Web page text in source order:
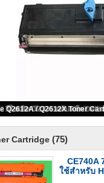
ตลับหมึกเครื่องพิมพ์ Dell สำหรับ
Cartridge (75)
CE740A
ใช้สําหรับ